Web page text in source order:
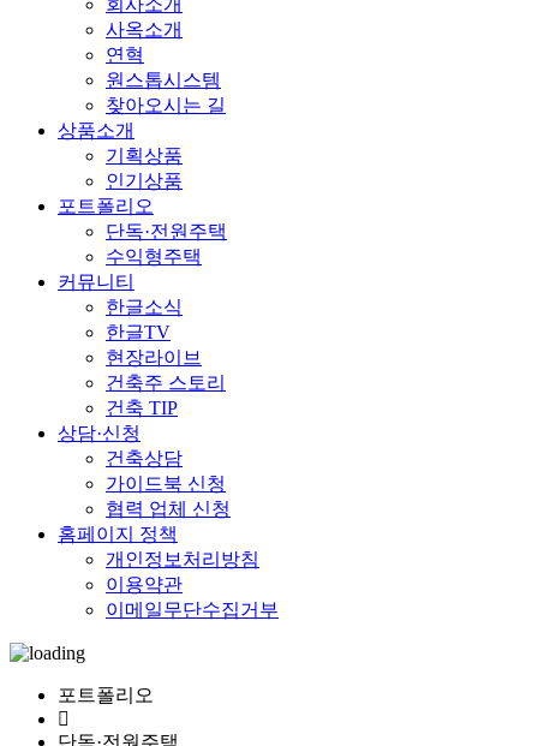
회사소개
사옥소개
연혁
원스톱시스템
찾아오시는 길
상품소개
기획상품
인기상품
포트폴리오
단독·전원주택
수익형주택
커뮤니티
한글소식
한글TV
현장라이브
건축주 스토리
건축 TIP
상담·신청
건축상담
가이드북 신청
협력 업체 신청
홈페이지 정책
개인정보처리방침
이용약관
이메일무단수집거부
포트폴리오
단독·전원주택